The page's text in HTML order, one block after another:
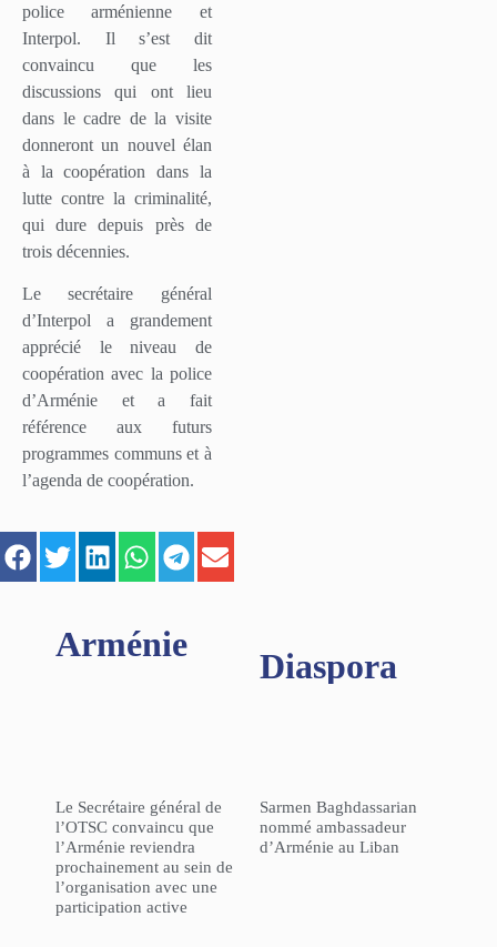
police arménienne et
Interpol. Il s’est dit
convaincu que les
discussions qui ont lieu
dans le cadre de la visite
donneront un nouvel élan
à la coopération dans la
lutte contre la criminalité,
qui dure depuis près de
trois décennies.
Le secrétaire général
d’Interpol a grandement
apprécié le niveau de
coopération avec la police
d’Arménie et a fait
référence aux futurs
programmes communs et à
l’agenda de coopération.
Arménie
Le Secrétaire général de
l’OTSC convaincu que
l’Arménie reviendra
prochainement au sein de
l’organisation avec une
participation active
Diaspora
Sarmen Baghdassarian
nommé ambassadeur
d’Arménie au Liban